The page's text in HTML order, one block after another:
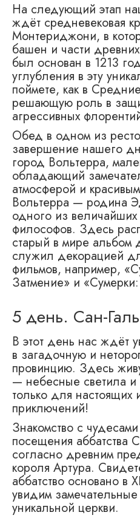
На следующий этап
ждёт средневековая
Монтериджони, в
башен и части
был основан в 1213
углубления в эту
поймете, как в
решающую роль в
агрессивных
Обед в одном из
завершение нашего
город Вольтерра,
обладающий
атмосферой и
Вольтерра — родина
одного из величайших
философов. Здесь
старый в мире альбом
служил декорацией
фильмов, например,
Затмение» и
5 день. Сан-
В этот день нас ждёт
в загадочную и
провинцию. Здесь
— небесные светила и
только для настоящих
приключений!
Знакомство с
посещения аббатства
согласно древним
короля Артура.
аббатство основано в
увидим
уникальной церкви.